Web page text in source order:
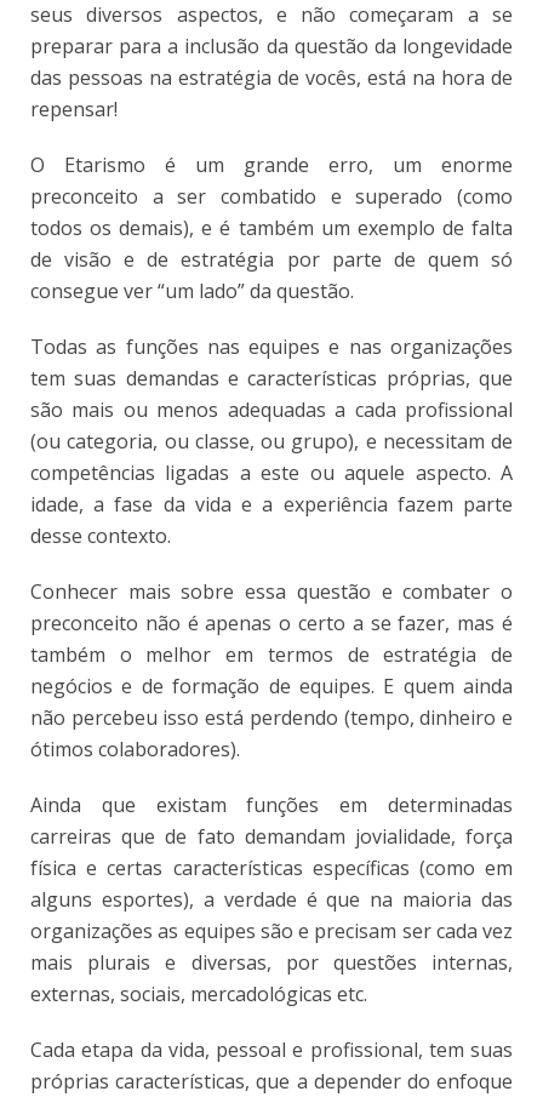
seus diversos aspectos, e não começaram a se
preparar para a inclusão da questão da longevidade
das pessoas na estratégia de vocês, está na hora de
repensar!
O Etarismo é um grande erro, um enorme
preconceito a ser combatido e superado (como
todos os demais), e é também um exemplo de falta
de visão e de estratégia por parte de quem só
consegue ver “um lado” da questão.
Todas as funções nas equipes e nas organizações
tem suas demandas e características próprias, que
são mais ou menos adequadas a cada profissional
(ou categoria, ou classe, ou grupo), e necessitam de
competências ligadas a este ou aquele aspecto. A
idade, a fase da vida e a experiência fazem parte
desse contexto.
Conhecer mais sobre essa questão e combater o
preconceito não é apenas o certo a se fazer, mas é
também o melhor em termos de estratégia de
negócios e de formação de equipes. E quem ainda
não percebeu isso está perdendo (tempo, dinheiro e
ótimos colaboradores).
Ainda que existam funções em determinadas
carreiras que de fato demandam jovialidade, força
física e certas características específicas (como em
alguns esportes), a verdade é que na maioria das
organizações as equipes são e precisam ser cada vez
mais plurais e diversas, por questões internas,
externas, sociais, mercadológicas etc.
Cada etapa da vida, pessoal e profissional, tem suas
próprias características, que a depender do enfoque